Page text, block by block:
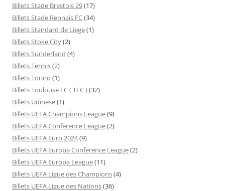
Billets Stade Brestois 29(17)
Billets Stade Rennais FC(34)
Billets Standard de Liege(1)
Billets Stoke City(2)
Billets Sunderland (4)
Billets Tennis(2)
Billets Torino (1)
Billets Toulouse FC ( TFC )(32)
Billets Udinese(1)
Billets UEFA Champions League(9)
Billets UEFA Conference League(2)
Billets UEFA Euro 2024(9)
Billets UEFA Europa Conference League(2)
Billets UEFA Europa League(11)
Billets UEFA Ligue des Champions(4)
Billets UEFA Ligue des Nations(36)